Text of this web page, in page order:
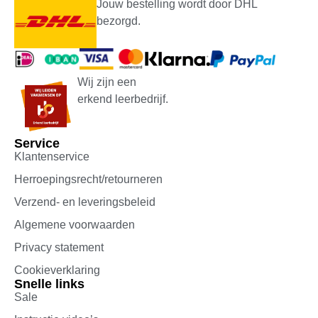
Jouw bestelling wordt door DHL
bezorgd.
Wij zijn een
erkend leerbedrijf.
Service
Klantenservice
Herroepingsrecht/retourneren
Verzend- en leveringsbeleid
Algemene voorwaarden
Privacy statement
Cookieverklaring
Snelle links
Sale